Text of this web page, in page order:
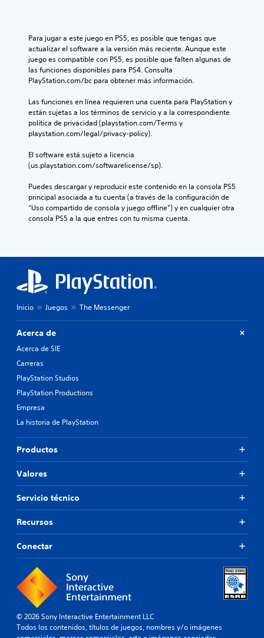
Para jugar a este juego en PS5, es posible que tengas que
actualizar el software a la versión más reciente. Aunque este
juego es compatible con PS5, es posible que falten algunas de
las funciones disponibles para PS4. Consulta
PlayStation.com/bc para obtener más información.
Las funciones en línea requieren una cuenta para PlayStation y
están sujetas a los términos de servicio y a la correspondiente
política de privacidad (playstation.com/Terms y
playstation.com/legal/privacy-policy).
El software está sujeto a licencia
(us.playstation.com/softwarelicense/sp).
Puedes descargar y reproducir este contenido en la consola PS5
principal asociada a tu cuenta (a través de la configuración de
“Uso compartido de consola y juego offline”) y en cualquier otra
consola PS5 a la que entres con tu misma cuenta.
Inicio Juegos The Messenger
Acerca de
Acerca de SIE
Carreras
PlayStation Studios
PlayStation Productions
Empresa
La historia de PlayStation
Productos
Valores
Servicio técnico
Recursos
Conectar
© 2026 Sony Interactive Entertainment LLC
Todos los contenidos, títulos de juegos, nombres y/o imágenes